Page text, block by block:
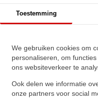
Toestemming
We gebruiken cookies om
personaliseren, om
ons websiteverkeer te
Ook delen we informatie
onze partners voor social
★
★
Schrijf